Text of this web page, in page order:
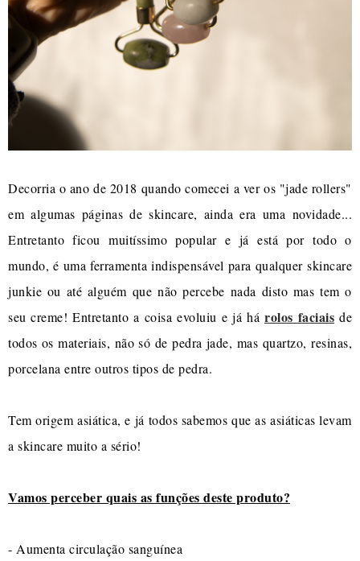
Decorria o ano de 2018 quando comecei a ver os "jade rollers"
em algumas páginas de skincare, ainda era uma novidade...
Entretanto ficou muitíssimo popular e já está por todo o
mundo, é uma ferramenta indispensável para qualquer skincare
junkie ou até alguém que não percebe nada disto mas tem o
seu creme! Entretanto a coisa evoluiu e já hárolos faciais de
todos os materiais, não só de pedra jade, mas quartzo, resinas,
porcelana entre outros tipos de pedra.
Tem origem asiática, e já todos sabemos que as asiáticas levam
a skincare muito a sério!
Vamos perceber quais as funções deste produto?
- Aumenta circulação sanguínea